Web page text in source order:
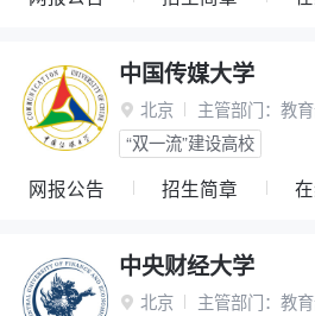
中国传媒大学
 北京 主管部门： 教
“双一流”建设高校
网报公告 招生简章
中央财经大学
 北京 主管部门： 教